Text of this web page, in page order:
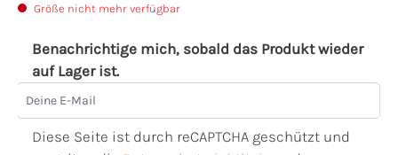
Größe nicht mehr verfügbar
Benachrichtige mich, sobald das Produkt wieder
auf Lager ist.
Deine E-Mail
Diese Seite ist durch reCAPTCHA geschützt und